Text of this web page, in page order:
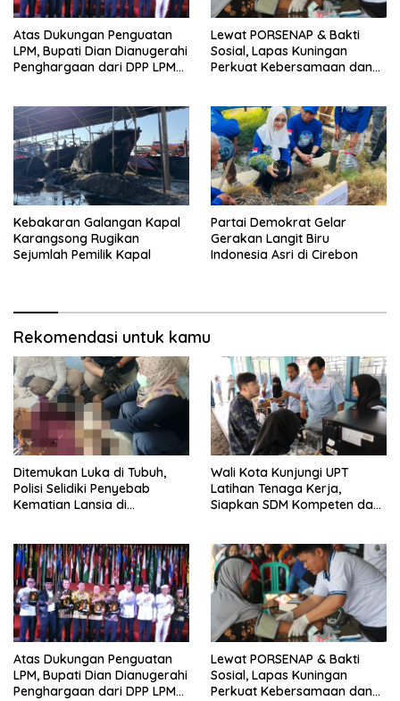
Atas Dukungan Penguatan
LPM, Bupati Dian Dianugerahi
Penghargaan dari DPP LPM
Lewat PORSENAP & Bakti
Sosial, Lapas Kuningan
Perkuat Kebersamaan dan
Kebakaran Galangan Kapal
Karangsong Rugikan
Sejumlah Pemilik Kapal
Partai Demokrat Gelar
Gerakan Langit Biru
Indonesia Asri di Cirebon
Rekomendasi untuk kamu
Ditemukan Luka di Tubuh,
Polisi Selidiki Penyebab
Kematian Lansia di
Wali Kota Kunjungi UPT
Latihan Tenaga Kerja,
Siapkan SDM Kompeten dan
Atas Dukungan Penguatan
LPM, Bupati Dian Dianugerahi
Penghargaan dari DPP LPM
Lewat PORSENAP & Bakti
Sosial, Lapas Kuningan
Perkuat Kebersamaan dan